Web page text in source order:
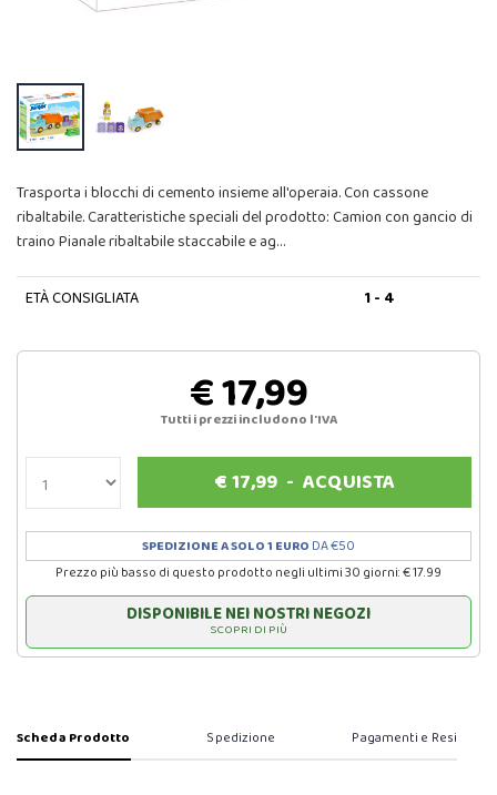
Trasporta i blocchi di cemento insieme all'operaia. Con cassone
ribaltabile. Caratteristiche speciali del prodotto: Camion con gancio di
traino Pianale ribaltabile staccabile e ag…
ETÀ CONSIGLIATA 1 - 4
€ 17,99
Tutti i prezzi includono l'IVA
€17,99- ACQUISTA
SPEDIZIONE A SOLO 1 EURO DA €50
Prezzo più basso di questo prodotto negli ultimi 30 giorni: € 17.99
DISPONIBILE NEI NOSTRI NEGOZI
SCOPRI DI PIÙ
Scheda Prodotto Spedizione Pagamenti e Resi